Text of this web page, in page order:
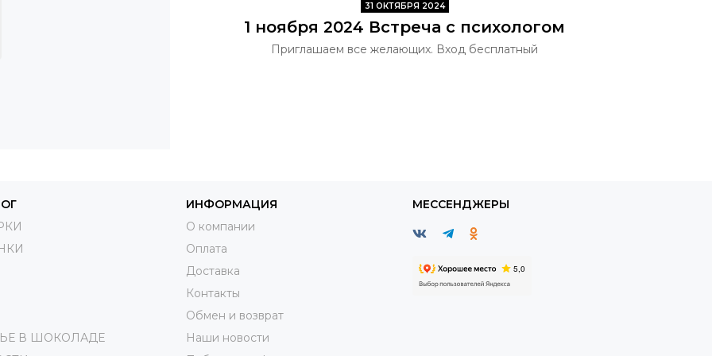
31 ОКТЯБРЯ 2024
1 ноября 2024 Встреча с психологом
Приглашаем все желающих. Вход бесплатный
В ШОКОЛАДЕ
ИНФОРМАЦИЯ
О компании
Оплата
Доставка
Контакты
Обмен и возврат
Наши новости
МЕССЕНДЖЕРЫ